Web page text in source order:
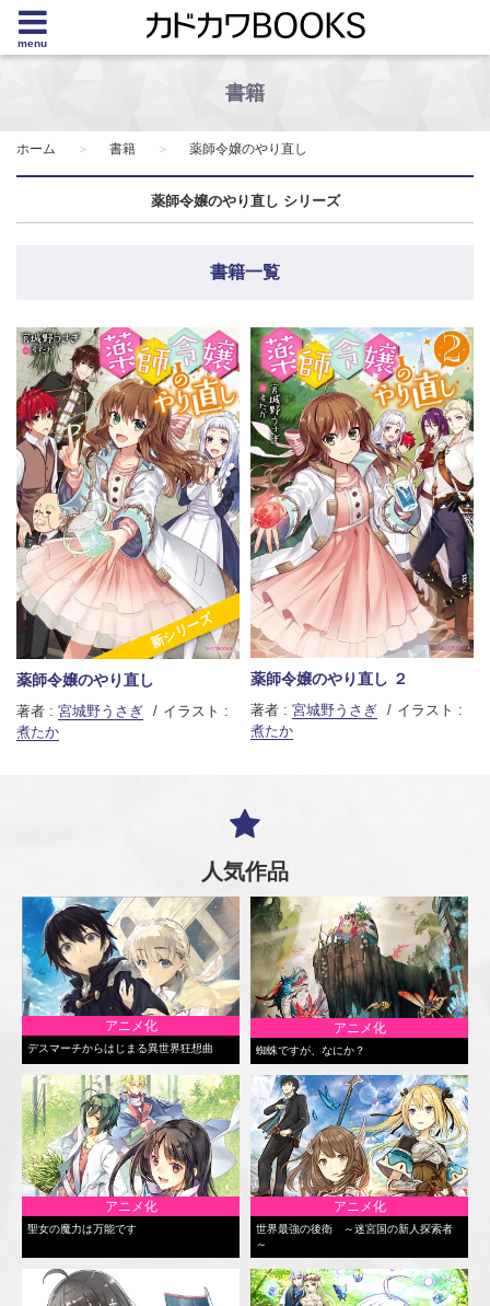
menu
書籍
ホーム 書籍 薬師令嬢のやり直し
薬師令嬢のやり直し シリーズ
書籍一覧
新シリーズ
薬師令嬢のやり直し
著者 : 宮城野うさぎ
イラスト :
煮たか
薬師令嬢のやり直し ２
著者 : 宮城野うさぎ
イラスト :
煮たか
人気作品
アニメ化
デスマーチからはじまる異世界狂想曲
アニメ化
蜘蛛ですが、なにか？
アニメ化
聖女の魔力は万能です
アニメ化
世界最強の後衛 ～迷宮国の新人探索者
～